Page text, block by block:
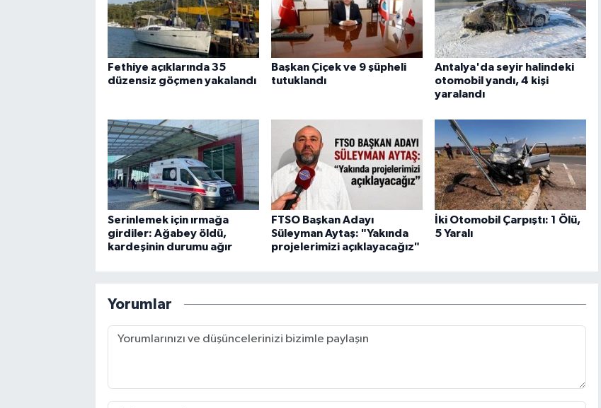
Fethiye açıklarında 35
düzensiz göçmen yakalandı
Başkan Çiçek ve 9 şüpheli
tutuklandı
Antalya'da seyir halindeki
otomobil yandı, 4 kişi
yaralandı
Serinlemek için ırmağa
girdiler: Ağabey öldü,
kardeşinin durumu ağır
FTSO Başkan Adayı
Süleyman Aytaş: "Yakında
projelerimizi açıklayacağız"
İki Otomobil Çarpıştı: 1 Ölü,
5 Yaralı
Yorumlar